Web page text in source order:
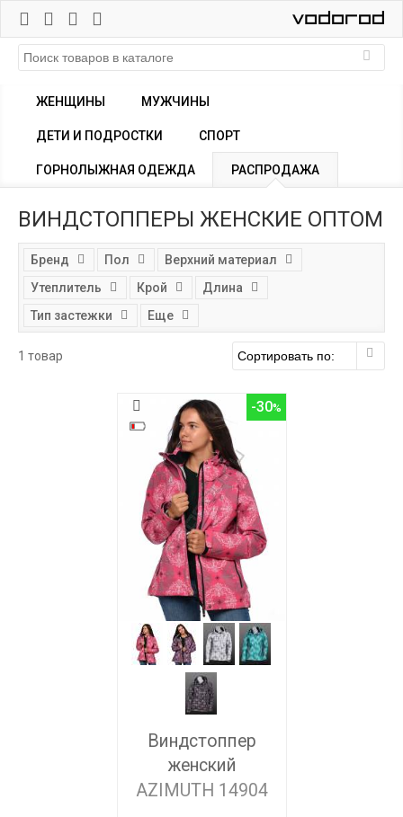
ЖЕНЩИНЫ МУЖЧИНЫ
ДЕТИ И ПОДРОСТКИ СПОРТ
ГОРНОЛЫЖНАЯ ОДЕЖДА РАСПРОДАЖА
ВИНДСТОППЕРЫ ЖЕНСКИЕ ОПТОМ
Бренд Пол
Верхний материал
Утеплитель
Крой
Длина
Тип застежки
Еще
1 товар
-30
Виндстоппер
женский
AZIMUTH 14904